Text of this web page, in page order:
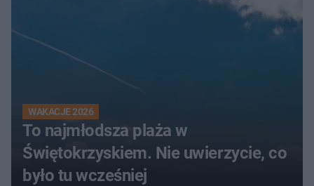
WAKACJE 2026
To najmłodsza plaża w
Świętokrzyskiem. Nie uwierzycie, co
było tu wcześniej